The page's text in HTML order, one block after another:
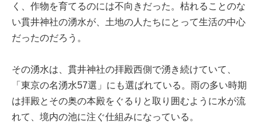
く、作物を育てるのには不向きだった。枯れることのな
い貫井神社の湧水が、土地の人たちにとって生活の中心
だったのだろう。
その湧水は、貫井神社の拝殿西側で湧き続けていて、
「東京の名湧水57選」にも選ばれている。雨の多い時期
は拝殿とその奥の本殿をぐるりと取り囲むように水が流
れて、境内の池に注ぐ仕組みになっている。